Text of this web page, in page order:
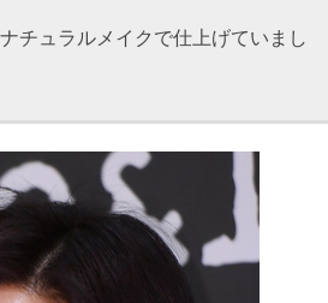
チュラルメイクで仕上げていまし